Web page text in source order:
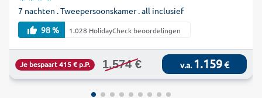
7 nachten . Tweepersoonskamer . all inclusief
98 %
1.028 HolidayCheck beoordelingen
1.574 €
Je bespaart 415 € p.P. v.a.1.159€